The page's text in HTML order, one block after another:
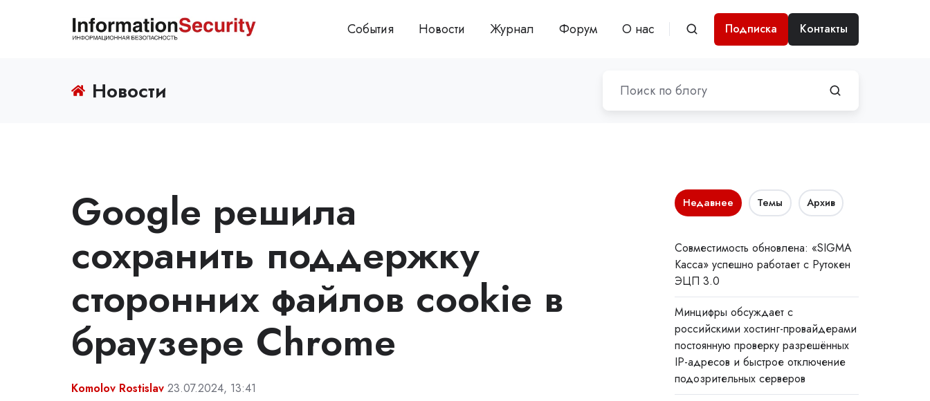
События Новости Журнал Форум О нас Подписка Контакты
Новости
Google решила
сохранить поддержку
сторонних файлов cookie в
браузере Chrome
Komolov Rostislav 23.07.2024, 13:41
Недавнее Темы Архив
Совместимость обновлена: «SIGMA
Касса» успешно работает с Рутокен
ЭЦП 3.0
Минцифры обсуждает с
российскими хостинг-провайдерами
постоянную проверку разрешённых
IP-адресов и быстрое отключение
подозрительных серверов